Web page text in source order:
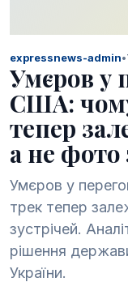
expressnews-admin•
Умєров у
США:
тепер
а не фото
Умєров у
трек тепер
зустрічей.
рішення
України.